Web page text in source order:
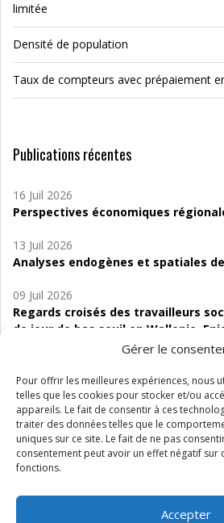
Gérer le
Pour offrir les meilleures expériences, nous
telles que les cookies pour stocker et/ou
appareils. Le fait de consentir à ces
traiter des données telles que le
uniques sur ce site. Le fait de ne pas
consentement peut avoir un effet négatif sur
fonctions.
Accepter
limitée
Densité de population
Taux de compteurs avec prépaiement
Publications récentes
16 Juil 2026
Perspectives économiques
13 Juil 2026
Analyses endogènes et spatiales de
09 Juil 2026
Regards croisés des travailleurs
de jour de bas seuil en Wallonie.
06 Juil 2026
Étude d’évaluabilité des Structures
d’accompagnement à
01 Juil 2026
Pénurie du personnel infirmier
Wallonie ?